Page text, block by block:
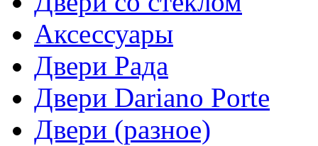
Аксессуары
Двери Рада
Двери Dariano Porte
Двери (разное)